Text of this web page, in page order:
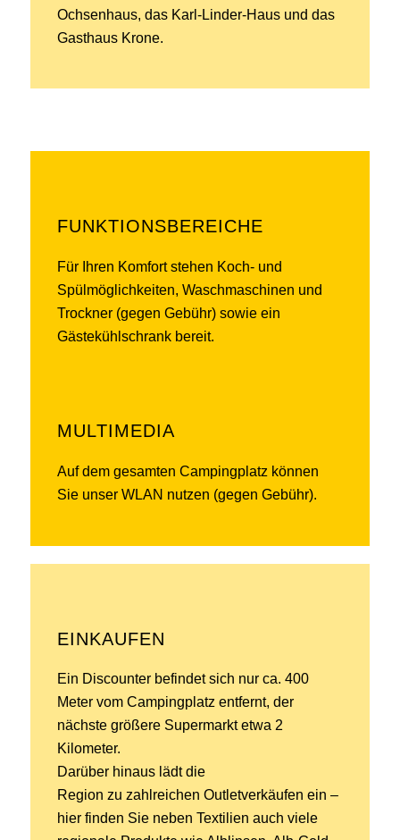
Ochsenhaus, das Karl-Linder-Haus und das
Gasthaus Krone.
FUNKTIONSBEREICHE
Für Ihren Komfort stehen Koch- und
Spülmöglichkeiten, Waschmaschinen und
Trockner (gegen Gebühr) sowie ein
Gästekühlschrank bereit.
MULTIMEDIA
Auf dem gesamten Campingplatz können
Sie unser WLAN nutzen (gegen Gebühr).
EINKAUFEN
Ein Discounter befindet sich nur ca. 400
Meter vom Campingplatz entfernt, der
nächste größere Supermarkt etwa 2
Kilometer.
Darüber hinaus lädt die
Region zu zahlreichen Outletverkäufen ein –
hier finden Sie neben Textilien auch viele